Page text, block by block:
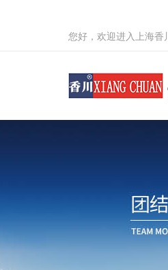
您好，欢迎进入上海香